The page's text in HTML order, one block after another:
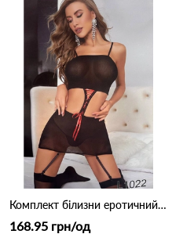
Комплект білизни еротичний HAN L1022 Чорний
168.95 грн/од